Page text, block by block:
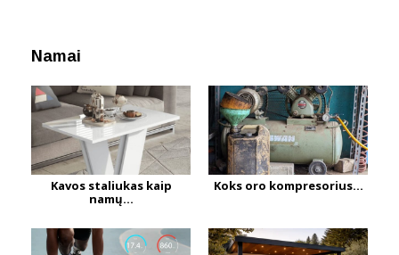
Namai
Kavos staliukas kaip
namų...
Koks oro kompresorius...